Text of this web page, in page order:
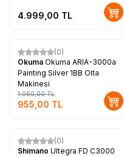
4.999,00 TL
%10
(0)
Okuma Okuma ARIA-3000a
Painting Silver 1BB Olta
Makinesi
1.060,00TL
955,00 TL
Yeni
(0)
Shimano Ultegra FD C3000